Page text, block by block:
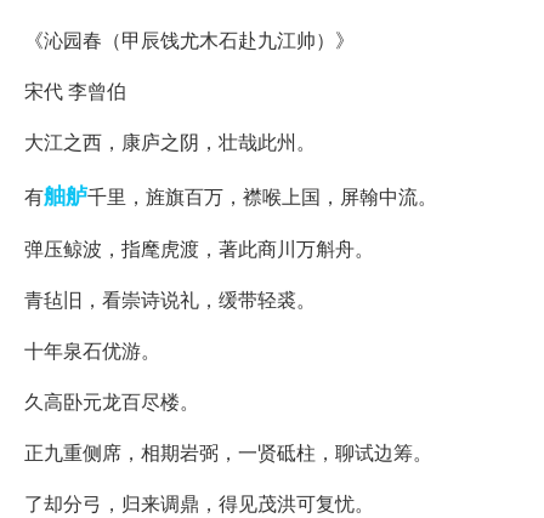
《沁园春（甲辰饯尤木石赴九江帅）》
宋代 李曾伯
大江之西，康庐之阴，壮哉此州。
有舳舻千里，旌旗百万，襟喉上国，屏翰中流。
弹压鲸波，指麾虎渡，著此商川万斛舟。
青毡旧，看崇诗说礼，缓带轻裘。
十年泉石优游。
久高卧元龙百尽楼。
正九重侧席，相期岩弼，一贤砥柱，聊试边筹。
了却分弓，归来调鼎，得见茂洪可复忧。